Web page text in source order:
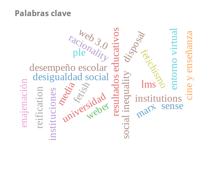
Palabras clave
universidad
fetichismo
resultados educativos
desempeño escolar
social inequality
desigualdad social
racionality
weber
institutions
instituciones fetish
disposal
reification
enajenación marx
media cine y enseñanza
ple
lms entorno virtual
web 3.0
sense